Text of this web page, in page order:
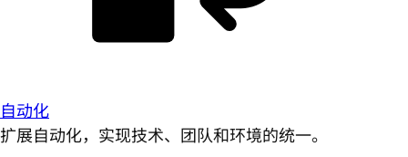
自动化
扩展自动化，实现技术、团队和环境的统一。